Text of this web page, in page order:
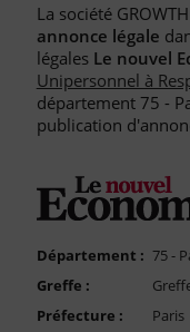
Liste des Greffes
Liste des CCI
Le Blog pour les
Nous Contacter
Compte PRO
La société
annonce légale
légales Le nouvel
Unipersonnel à
département 75 -
publication
Département : 75 -
Greffe :
Préfecture :
Paris